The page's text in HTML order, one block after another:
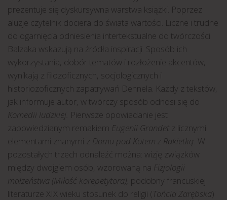
prezentuje się dyskursywna warstwa książki. Poprzez
aluzje czytelnik dociera do świata wartości. Liczne i trudne
do ogarnięcia odniesienia intertekstualne do twórczości
Balzaka wskazują na źródła inspiracji. Sposób ich
wykorzystania, dobór tematów i rozłożenie akcentów,
wynikają z filozoficznych, socjologicznych i
historiozoficznych zapatrywań Dehnela. Każdy z tekstów,
jak informuje autor, w twórczy sposób odnosi się do
Komedii ludzkiej. Pierwsze opowiadanie jest
zapowiedzianym remakiem Eugenii Grandet z licznymi
elementami znanymi z Domu pod Kotem z Rakietką. W
pozostałych trzech odnaleźć można: wizję związków
między dwojgiem osób, wzorowaną na Fizjologii
małżeństwa (Miłość korepetytora), podobny francuskiej
literaturze XIX wieku stosunek do religii ( Tońcia Zarębska)